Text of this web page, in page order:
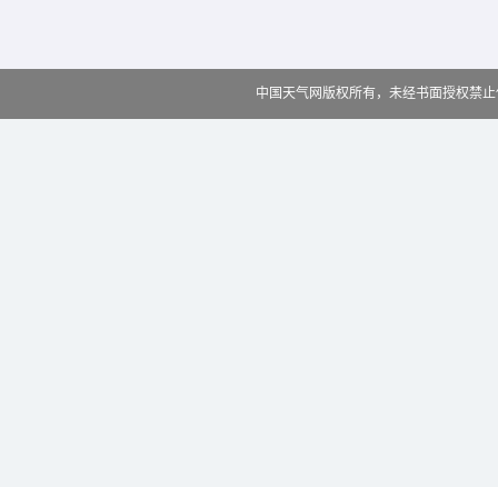
中国天气网版权所有，未经书面授权